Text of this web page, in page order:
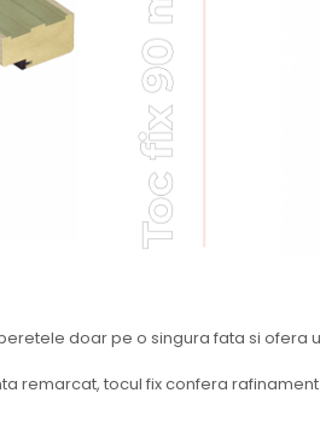
doar pe o singura fata si ofera
remarcat, tocul fix confera